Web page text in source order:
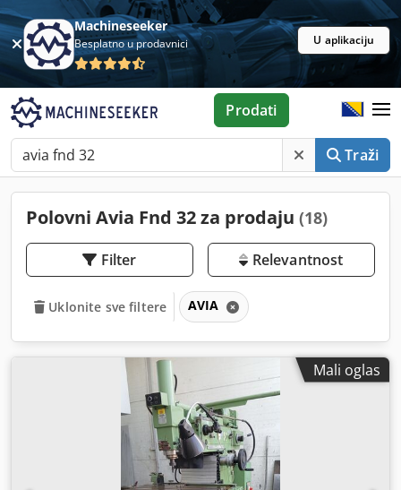
Machineseeker
Besplatno u prodavnici U aplikaciju
Traži
Prodati
Polovni Avia Fnd 32 za prodaju (18)
Filter Relevantnost
Uklonite sve filtere AVIA
Mali oglas